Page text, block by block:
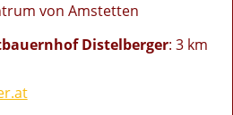
von Amstetten
Distelberger: 3 km